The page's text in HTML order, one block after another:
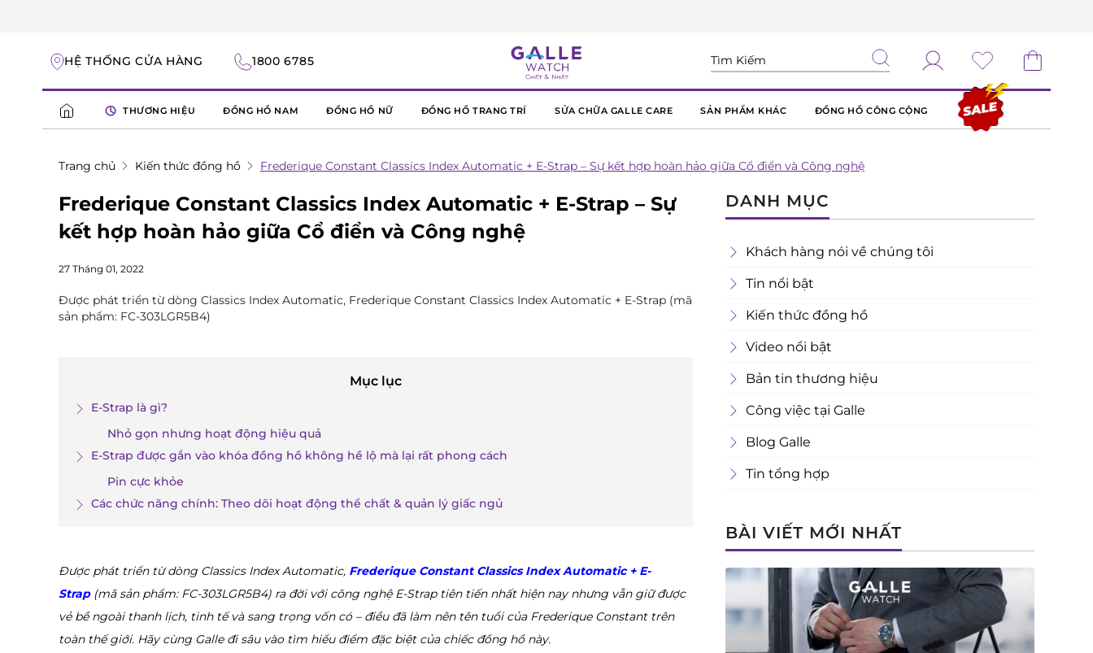
HỆ THỐNG CỬA HÀNG 1800 6785
THƯƠNG HIỆU ĐỒNG HỒ NAM ĐỒNG HỒ NỮ ĐỒNG HỒ TRANG TRÍ SỬA CHỮA GALLE CARE SẢN PHẨM KHÁC ĐỒNG HỒ CÔNG CỘNG
Trang chủ Kiến thức đồng hồ Frederique Constant Classics Index Automatic + E-Strap – Sự kết hợp hoàn hảo giữa Cổ điển và Công nghệ
Frederique Constant Classics Index Automatic + E-Strap – Sự
kết hợp hoàn hảo giữa Cổ điển và Công nghệ
27 Tháng 01, 2022
Được phát triển từ dòng Classics Index Automatic, Frederique Constant Classics Index Automatic + E-Strap (mã
sản phẩm: FC-303LGR5B4)
Mục lục
E-Strap là gì?
Nhỏ gọn nhưng hoạt động hiệu quả
E-Strap được gắn vào khóa đồng hồ không hề lộ mà lại rất phong cách
Pin cực khỏe
Các chức năng chính: Theo dõi hoạt động thể chất & quản lý giấc ngủ
Được phát triển từ dòng Classics Index Automatic, Frederique Constant Classics Index Automatic + E-
Strap(mã sản phẩm: FC-303LGR5B4) ra đời với công nghệ E-Strap tiên tiến nhất hiện nay nhưng vẫn giữ được
vẻ bề ngoài thanh lịch, tinh tế và sang trọng vốn có – điều đã làm nên tên tuổi của Frederique Constant trên
toàn thế giới. Hãy cùng Galle đi sâu vào tìm hiểu điểm đặc biệt của chiếc đồng hồ này.
DANH MỤC
Khách hàng nói về chúng tôi
Tin nổi bật
Kiến thức đồng hồ
Video nổi bật
Bản tin thương hiệu
Công việc tại Galle
Blog Galle
Tin tổng hợp
BÀI VIẾT MỚI NHẤT